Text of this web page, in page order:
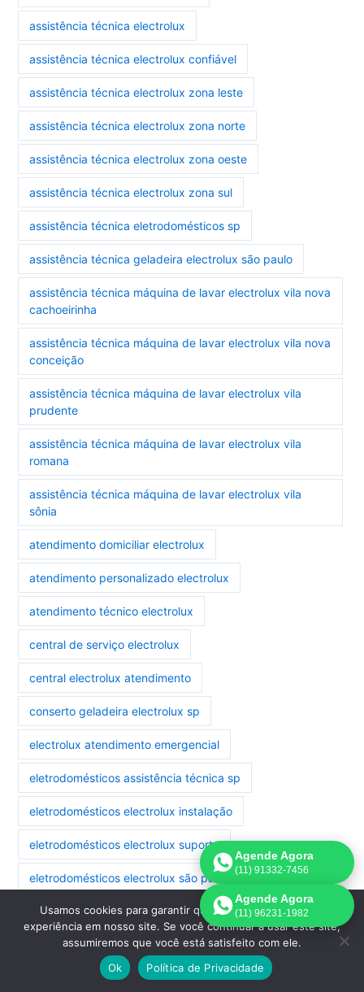
assistência técnica electrolux
assistência técnica electrolux confiável
assistência técnica electrolux zona leste
assistência técnica electrolux zona norte
assistência técnica electrolux zona oeste
assistência técnica electrolux zona sul
assistência técnica eletrodomésticos sp
assistência técnica geladeira electrolux são paulo
assistência técnica máquina de lavar electrolux vila nova
cachoeirinha
assistência técnica máquina de lavar electrolux vila nova
conceição
assistência técnica máquina de lavar electrolux vila
prudente
assistência técnica máquina de lavar electrolux vila
romana
assistência técnica máquina de lavar electrolux vila
sônia
atendimento domiciliar electrolux
atendimento personalizado electrolux
atendimento técnico electrolux
central de serviço electrolux
central electrolux atendimento
conserto geladeira electrolux sp
electrolux atendimento emergencial
eletrodomésticos assistência técnica sp
eletrodomésticos electrolux instalação
eletrodomésticos electrolux suporte
eletrodomésticos electrolux são paulo
eletrodomésticos manutenção electrolux
eletrodomésticos reparo electrolux
geladeira electrolux assistência são paulo
Agende Agora
(11) 91332-7456
Agende Agora
(11) 96231-1982
Usamos cookies para garantir que oferecemos a melhor
experiência em nosso site. Se você continuar a usar este site,
assumiremos que você está satisfeito com ele.
Ok
Política de Privacidade